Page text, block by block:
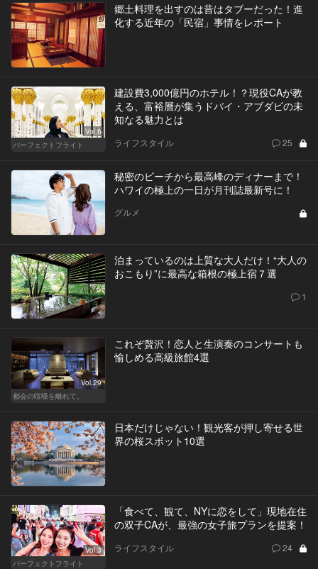
郷土料理を出すのは昔はタブーだった！進
化する近年の「民宿」事情をレポート
Vol.6
パーフェクトフライト
建設費3,000億円のホテル！？現役CAが教
える、富裕層が集うドバイ・アブダビの未
知なる魅力とは
ライフスタイル 25
秘密のビーチから最高峰のディナーまで！
ハワイの極上の一日が月刊誌最新号に！
グルメ
泊まっているのは上質な大人だけ！“大人の
おこもり”に最高な箱根の極上宿７選
1
Vol.29
都会の喧噪を離れて。
これぞ贅沢！恋人と生演奏のコンサートも
愉しめる高級旅館4選
日本だけじゃない！観光客が押し寄せる世
界の桜スポット10選
Vol.3
パーフェクトフライト
「食べて、観て、NYに恋をして」現地在住
の双子CAが、最強の女子旅プランを提案！
ライフスタイル 24